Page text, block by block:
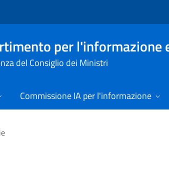
per l'informazione
del Consiglio dei Ministri
Commissione IA per l'informazione